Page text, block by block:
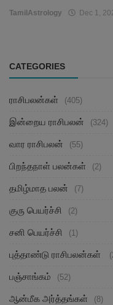
TamilAstrology Dec 1,
CATEGORIES
ராசிபலன்கள் (405)
இன்றைய ராசிபலன் (324)
வார ராசிபலன் (55)
பிறந்தநாள் பலன்கள் (2)
தமிழ்மாத பலன் (7)
குரு பெயர்ச்சி (2)
சனி பெயர்ச்சி (1)
புத்தாண்டு ராசிபலன்கள்
பஞ்சாங்கம் (52)
ஆன்மீக அர்த்தங்கள் (8)